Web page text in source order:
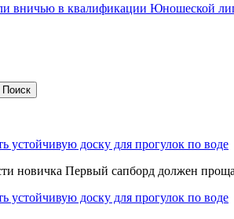
вничью в квалификации Юношеской
устойчивую доску для прогулок по воде
новичка Первый сапборд должен
устойчивую доску для прогулок по воде